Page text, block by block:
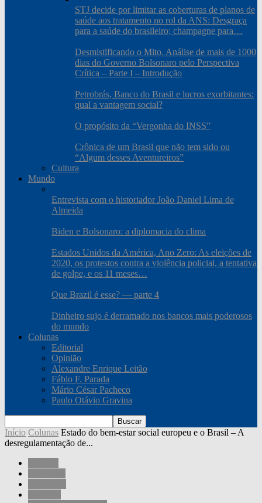
STJ decide por limitar as coberturas de planos de
saúde aos tratamento no rol da ANS: Desgraça
para a saúde do brasileiro; champagne para…
Desmistificando o Mito. Análise de mais de 1000
dias do Governo Bolsonaro pelo Perspectiva
Crítica – Parte I – Introdução
Petrobrás, Banco do Brasil e lucros exorbitantes:
qual a vantagem social?
O propósito da “Vergonha do INSS”
Crônica de um Brasil que não tem sido ou
“Algum desses Aventureiros”
Cultura
Mundo
Entrevista com o historiador João Daniel Lima de
Almeida
Biden e Bolsonaro: a diplomacia do clima
Estados Unidos da América, Ano Zero: As eleições de
2020, os protestos contra a violência policial, a tentativa
de golpe, e os 11 meses…
Que Brazil é esse? — parte 4
Dinheiro sujo é derramado nos bancos mais poderosos
do mundo
Colunas
Editorial
Opinião
Alexandre Enrique Leitão
Fábio F. Parada
Mário César Pacheco
Paulo Otávio Gravina
Início Colunas Estado do bem-estar social europeu e o Brasil – A
desregulamentação de...